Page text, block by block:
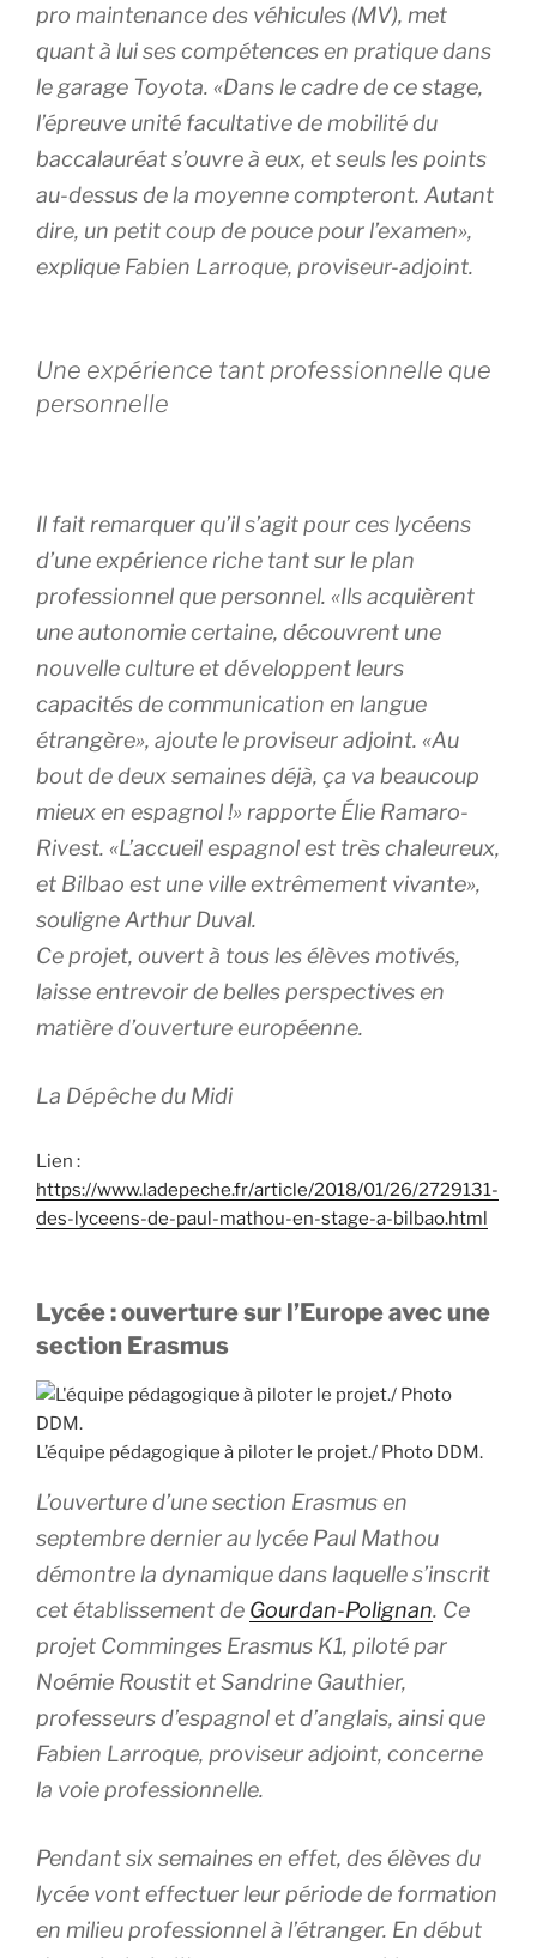
pro maintenance des véhicules (MV), met
quant à lui ses compétences en pratique dans
le garage Toyota. «Dans le cadre de ce stage,
l’épreuve unité facultative de mobilité du
baccalauréat s’ouvre à eux, et seuls les points
au-dessus de la moyenne compteront. Autant
dire, un petit coup de pouce pour l’examen»,
explique Fabien Larroque, proviseur-adjoint.
Une expérience tant professionnelle que
personnelle
Il fait remarquer qu’il s’agit pour ces lycéens
d’une expérience riche tant sur le plan
professionnel que personnel. «Ils acquièrent
une autonomie certaine, découvrent une
nouvelle culture et développent leurs
capacités de communication en langue
étrangère», ajoute le proviseur adjoint. «Au
bout de deux semaines déjà, ça va beaucoup
mieux en espagnol !» rapporte Élie Ramaro-
Rivest. «L’accueil espagnol est très chaleureux,
et Bilbao est une ville extrêmement vivante»,
souligne Arthur Duval.
Ce projet, ouvert à tous les élèves motivés,
laisse entrevoir de belles perspectives en
matière d’ouverture européenne.
La Dépêche du Midi
Lien :
https://www.ladepeche.fr/article/2018/01/26/2729131-
des-lyceens-de-paul-mathou-en-stage-a-bilbao.html
Lycée : ouverture sur l’Europe avec une
section Erasmus
L’équipe pédagogique à piloter le projet./ Photo DDM.
L’ouverture d’une section Erasmus en
septembre dernier au lycée Paul Mathou
démontre la dynamique dans laquelle s’inscrit
cet établissement de Gourdan-Polignan. Ce
projet Comminges Erasmus K1, piloté par
Noémie Roustit et Sandrine Gauthier,
professeurs d’espagnol et d’anglais, ainsi que
Fabien Larroque, proviseur adjoint, concerne
la voie professionnelle.
Pendant six semaines en effet, des élèves du
lycée vont effectuer leur période de formation
en milieu professionnel à l’étranger. En début